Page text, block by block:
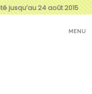
jusqu’au 24 août 2015
MENU